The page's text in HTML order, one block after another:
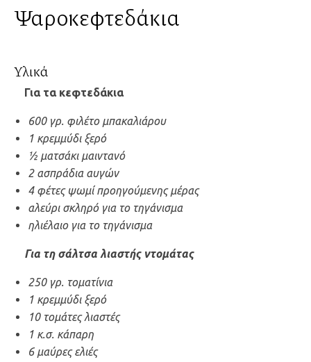
Ψαροκεφτεδάκια
Υλικά
Για τα κεφτεδάκια
600 γρ. φιλέτο μπακαλιάρου
1 κρεμμύδι ξερό
½ ματσάκι μαιντανό
2 ασπράδια αυγών
4 φέτες ψωμί προηγούμενης μέρας
αλεύρι σκληρό για το τηγάνισμα
ηλιέλαιο για το τηγάνισμα
Για τη σάλτσα λιαστής ντομάτας
250 γρ. τοματίνια
1 κρεμμύδι ξερό
10 τομάτες λιαστές
1 κ.σ. κάπαρη
6 μαύρες ελιές